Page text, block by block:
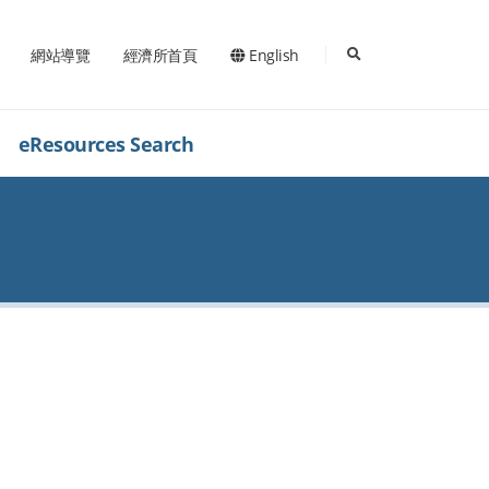
網站導覽 經濟所首頁 English search
eResources Search